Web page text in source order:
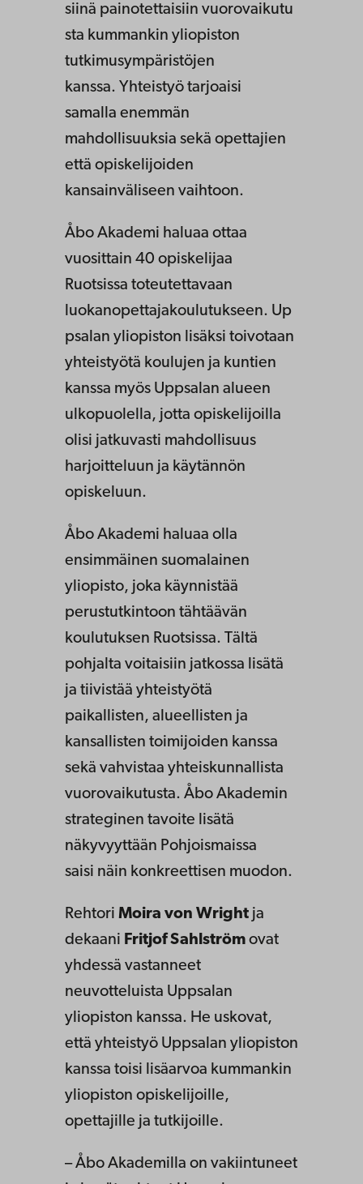
siinä painotettaisiin vuorovaikutu
sta kummankin yliopiston
tutkimusympäristöjen
kanssa. Yhteistyö tarjoaisi
samalla enemmän
mahdollisuuksia sekä opettajien
että opiskelijoiden
kansainväliseen vaihtoon.
Åbo Akademi haluaa ottaa
vuosittain 40 opiskelijaa
Ruotsissa toteutettavaan
luokanopettajakoulutukseen. Up
psalan yliopiston lisäksi toivotaan
yhteistyötä koulujen ja kuntien
kanssa myös Uppsalan alueen
ulkopuolella, jotta opiskelijoilla
olisi jatkuvasti mahdollisuus
harjoitteluun ja käytännön
opiskeluun.
Åbo Akademi haluaa olla
ensimmäinen suomalainen
yliopisto, joka käynnistää
perustutkintoon tähtäävän
koulutuksen Ruotsissa. Tältä
pohjalta voitaisiin jatkossa lisätä
ja tiivistää yhteistyötä
paikallisten, alueellisten ja
kansallisten toimijoiden kanssa
sekä vahvistaa yhteiskunnallista
vuorovaikutusta. Åbo Akademin
strateginen tavoite lisätä
näkyvyyttään Pohjoismaissa
saisi näin konkreettisen muodon.
Rehtori Moira von Wright ja
dekaani Fritjof Sahlström ovat
yhdessä vastanneet
neuvotteluista Uppsalan
yliopiston kanssa. He uskovat,
että yhteistyö Uppsalan yliopiston
kanssa toisi lisäarvoa kummankin
yliopiston opiskelijoille,
opettajille ja tutkijoille.
–Åbo Akademilla on vakiintuneet